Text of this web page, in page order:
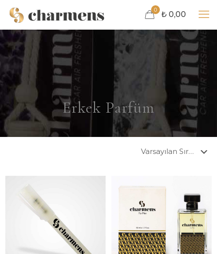
0 ₺ 0,00
Erkek Parfüm